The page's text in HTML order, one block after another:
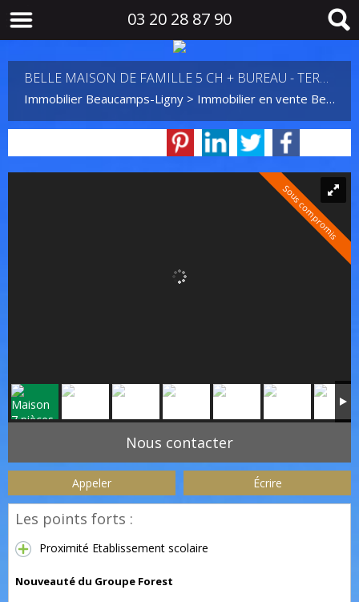
03 20 28 87 90
BELLE MAISON DE FAMILLE 5 CH + BUREAU - TERRAIN 4450 M2
Immobilier Beaucamps-Ligny > Immobilier en vente Beaucamps-Ligny
Sous compromis
Nous contacter
Appeler Écrire
Les points forts :
Proximité Etablissement scolaire
Nouveauté du Groupe Forest